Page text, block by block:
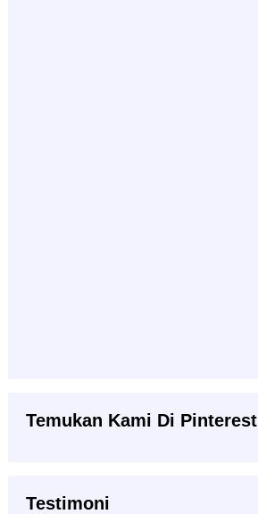
Temukan Kami Di Pinterest
Testimoni